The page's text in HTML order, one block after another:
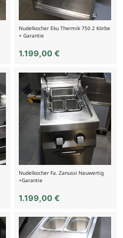
Nudelkocher Eku Thermik 750 2 Körbe
+ Garantie
1.199,00€
Nudelkocher Fa. Zanussi Neuwertig
+Garantie
1.199,00€